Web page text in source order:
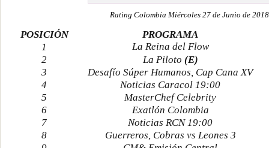
Rating Colombia Miércoles 27 de Junio de 2018
POSICIÓN
PROGRAMA
1
La Reina del Flow
2
La Piloto (E)
3
Desafío Súper Humanos, Cap Cana XV
4
Noticias Caracol 19:00
5
MasterChef Celebrity
6
Exatlón Colombia
7
Noticias RCN 19:00
8
Guerreros, Cobras vs Leones 3